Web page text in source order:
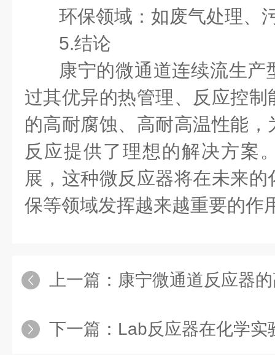
环保领域：如废气处理、
5.结论
康宁的微通道连续流生产
过其优异的热管理、反应控
的高耐腐蚀、高耐高温性能
反应提供了理想的解决方案
展，这种微反应器将在未来
保等领域发挥越来越重要的作
上一篇： 康宁微通道反应器的
下一篇： Lab反应器在化学实